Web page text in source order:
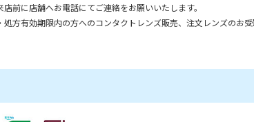
前に店舗へお電話にてご連絡をお願いいたします。
方有効期限内の方へのコンタクトレンズ販売、注文レンズのお